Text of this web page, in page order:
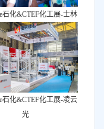
石化&CTEF化工展-士林
石化&CTEF化工展-凌云
光